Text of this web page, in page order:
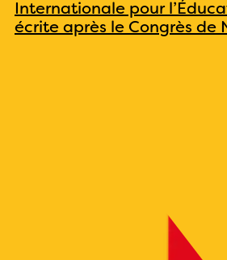
Internationale pour
écrite après le Congrès de